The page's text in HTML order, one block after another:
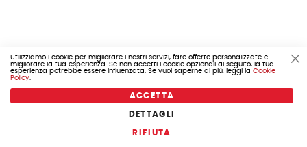
COPERTONE 700X35 E-BIKE 5MM REFLEX 60TPI ETRTO 37-
Utilizziamo i cookie per migliorare i nostri servizi, fare offerte personalizzate e
migliorare la tua esperienza. Se non accetti i cookie opzionali di seguito, la tua
esperienza potrebbe essere influenzata. Se vuoi saperne di più, leggi la Cookie
Policy.
ACCETTA
DETTAGLI
RIFIUTA